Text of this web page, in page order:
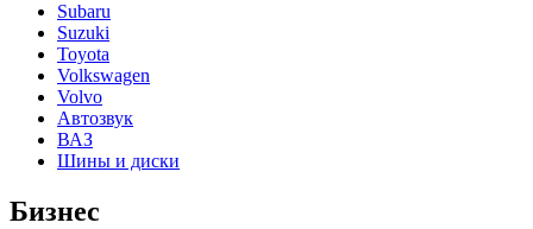
Subaru
Suzuki
Toyota
Volkswagen
Volvo
Автозвук
ВАЗ
Шины и диски
Бизнес